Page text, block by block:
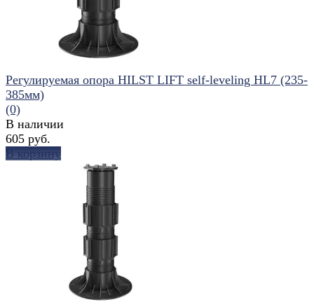
сравнить
Регулируемая опора HILST LIFT self-leveling HL7 (235-
385мм)
(0)
В наличии
605 руб.
В корзину